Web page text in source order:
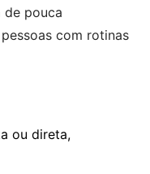
de pouca
com rotinas
ou direta,